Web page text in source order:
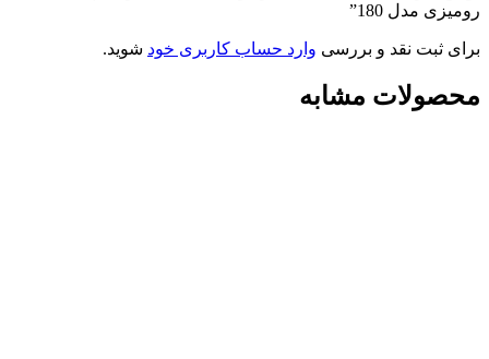
رومیزی مدل 180”
برای ثبت نقد و بررسی وارد حساب کاربری خود شوید.
محصولات مشابه